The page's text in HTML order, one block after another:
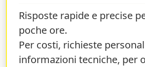
Risposte rapide e precise
poche ore.
Per costi, richieste
informazioni tecniche, per